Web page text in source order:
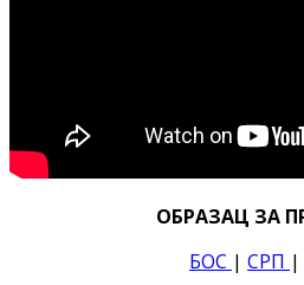
ОБРАЗАЦ ЗА
БОС | СРП |